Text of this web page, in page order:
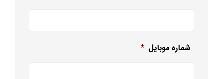
شماره موبایل *